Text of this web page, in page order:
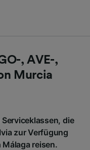
, AVE-,
Murcia
die
zur Verfügung
reisen.